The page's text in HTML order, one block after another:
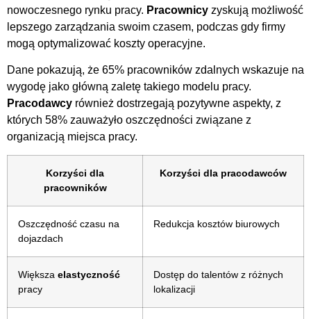
nowoczesnego rynku pracy. Pracownicy zyskują możliwość
lepszego zarządzania swoim czasem, podczas gdy firmy
mogą optymalizować koszty operacyjne.
Dane pokazują, że 65% pracowników zdalnych wskazuje na
wygodę jako główną zaletę takiego modelu pracy.
Pracodawcy również dostrzegają pozytywne aspekty, z
których 58% zauważyło oszczędności związane z
organizacją miejsca pracy.
Korzyści dla
pracowników
Korzyści dla pracodawców
Oszczędność czasu na
dojazdach
Redukcja kosztów biurowych
Większa elastyczność
pracy
Dostęp do talentów z różnych
lokalizacji